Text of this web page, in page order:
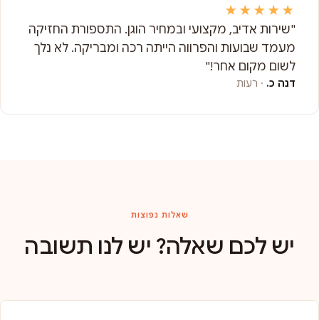
★★★★★
"שירות אדיב, מקצועי ובמחיר הוגן. התספורת החזיקה
מעמד שבועות והפרווה הייתה רכה ומבריקה. לא נלך
לשום מקום אחר!"
דנה כ. · רעות
שאלות נפוצות
יש לכם שאלה? יש לנו תשובה